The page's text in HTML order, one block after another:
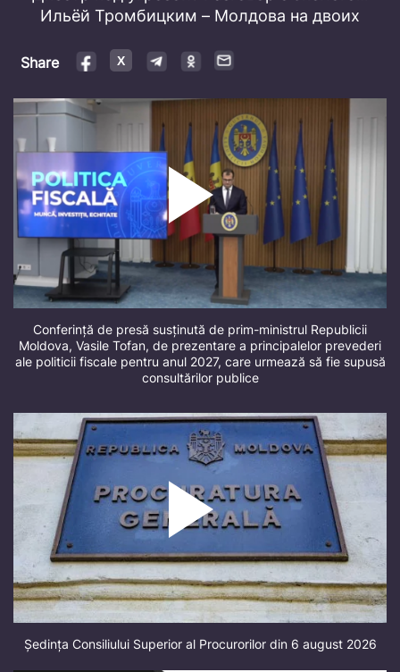
Ильёй Тромбицким – Молдова на двоих
Share
Conferință de presă susținută de prim-ministrul Republicii
Moldova, Vasile Tofan, de prezentare a principalelor prevederi
ale politicii fiscale pentru anul 2027, care urmează să fie supusă
consultărilor publice
Ședința Consiliului Superior al Procurorilor din 6 august 2026